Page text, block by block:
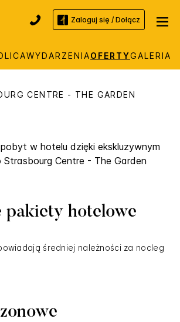
Zaloguj się / Dołącz
WYDARZENIAOFERTYGALERIA
CENTRE - THE GARDEN
w hotelu dzięki ekskluzywnym
Strasbourg Centre - The Garden
pakiety hotelowe
średniej należności za nocleg